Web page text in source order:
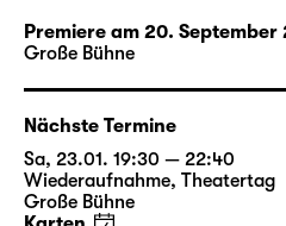
Leipzig. Er entwirft
Bühnenräume für
Breth, Barbara Frey
erhielt mehrfach den
Theaterpreis Nestroy für
Ausstattung sowie den
des Jahres der
Premiere am 20. September
Große Bühne
Nächste Termine
Sa, 23.01. 19:30 — 22:40
Wiederaufnahme, Theatertag
Große Bühne